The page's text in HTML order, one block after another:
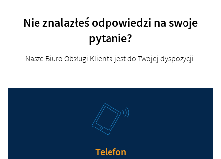
Nie znalazłeś odpowiedzi na swoje
pytanie?
Nasze Biuro Obsługi Klienta jest do Twojej dyspozycji.
Telefon